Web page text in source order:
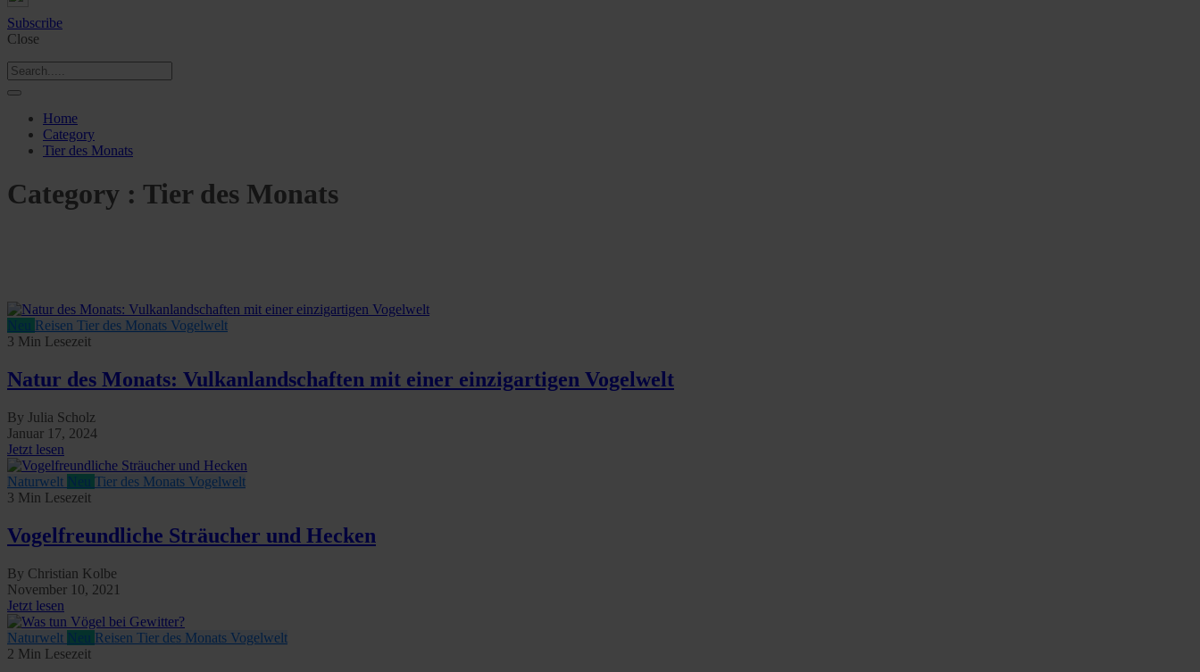
Subscribe
Close
Home
Category
Tier des Monats
Category : Tier des Monats
Reisen Tier des Monats Vogelwelt
3 Min Lesezeit
Natur des Monats: Vulkanlandschaften mit einer einzigartigen Vogelwelt
By Julia Scholz
Januar 17, 2024
Jetzt lesen
Naturwelt Tier des Monats Vogelwelt
3 Min Lesezeit
Vogelfreundliche Sträucher und Hecken
By Christian Kolbe
November 10, 2021
Jetzt lesen
Naturwelt Reisen Tier des Monats Vogelwelt
2 Min Lesezeit